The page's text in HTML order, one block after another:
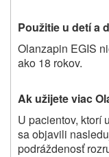
Použitie u detí a
Olanzapin EGIS
ako 18 rokov.
Ak užijete viac
U pacientov, ktorí
sa objavili
podráždenosť